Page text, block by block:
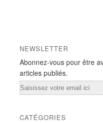
NEWSLETTER
Abonnez-vous pour être
articles publiés.
Email
CATÉGORIES